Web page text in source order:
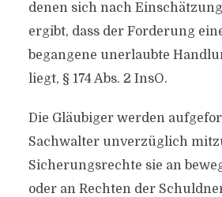
denen sich nach
ergibt, dass der Forderung
begangene unerlaubte
liegt, § 174 Abs. 2 InsO.
Die Gläubiger werden
Sachwalter unverzüglich
Sicherungsrechte sie an
oder an Rechten der